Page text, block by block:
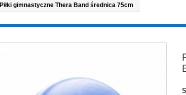
Piłki gimnastyczne Thera Band średnica 75cm